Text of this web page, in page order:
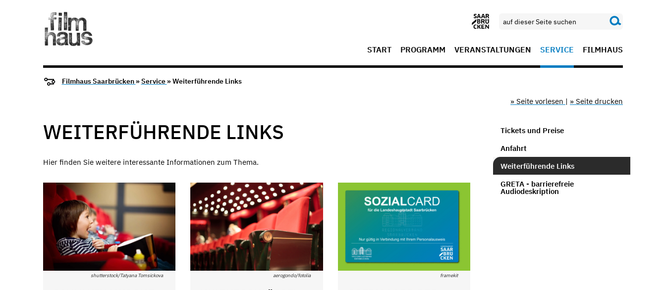
START PROGRAMM VERANSTALTUNGEN SERVICE FILMHAUS
Filmhaus Saarbrücken »Service » Weiterführende Links
» Seite vorlesen | » Seite drucken
WEITERFÜHRENDE LINKS
Hier finden Sie weitere interessante Informationen zum Thema.
shutterstock/Tatyana Tomsickova aerogondo/fotolia framekit
Tickets und Preise
Anfahrt
Weiterführende Links
GRETA - barrierefreie
Audiodeskription